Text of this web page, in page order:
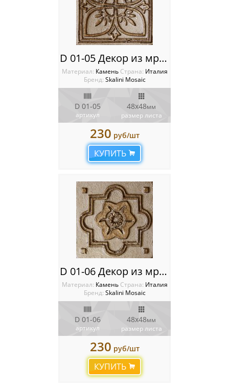
D 01-05 Декор из мрамора Metal Stone Decos
Материал: Камень Cтрана: Италия
Бренд: Skalini Mosaic
D 01-05
артикул
48x48мм
размер листа
230 руб/шт
КУПИТЬ
D 01-06 Декор из мрамора Metal Stone Decos
Материал: Камень Cтрана: Италия
Бренд: Skalini Mosaic
D 01-06
артикул
48x48мм
размер листа
230 руб/шт
КУПИТЬ